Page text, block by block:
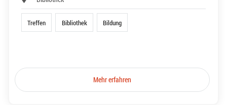
Treffen Bibliothek Bildung
Mehr erfahren